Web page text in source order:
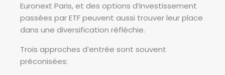
Euronext Paris, et des options d’investissement
passées par ETF peuvent aussi trouver leur place
dans une diversification réfléchie.
Trois approches d’entrée sont souvent
préconisées: